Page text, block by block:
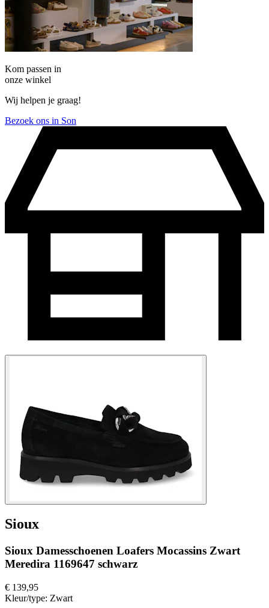
Kom passen in
onze winkel
Wij helpen je graag!
Bezoek ons in Son
Sioux
Sioux Damesschoenen Loafers Mocassins Zwart
Meredira 1169647 schwarz
€ 139,95
Kleur/type: Zwart